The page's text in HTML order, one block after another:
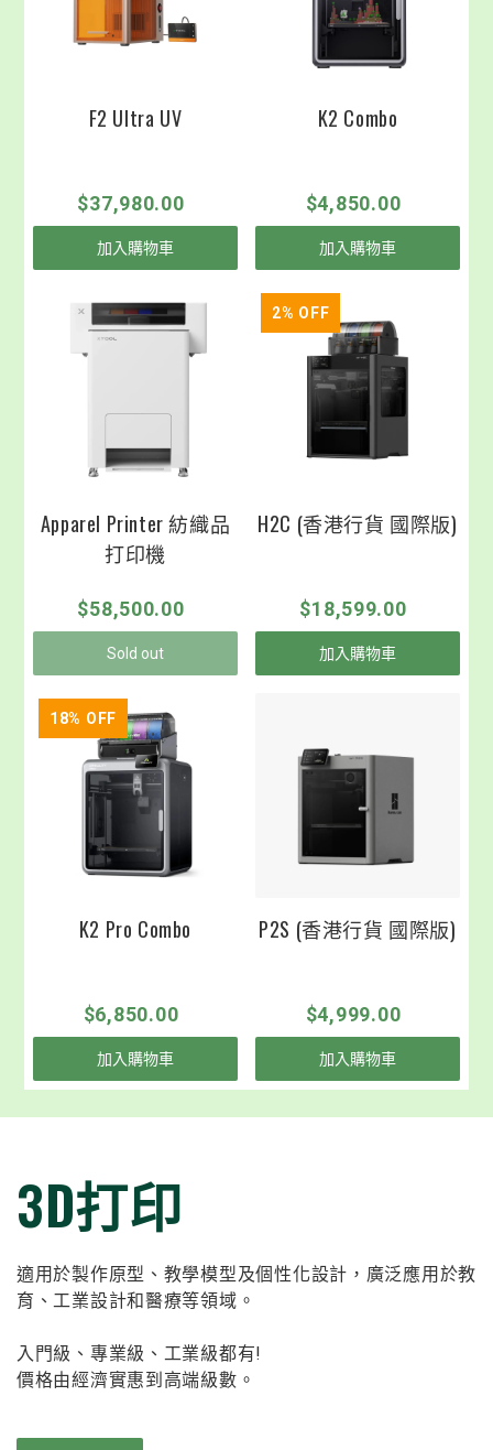
F2 Ultra UV
$37,980.00
加入購物車
K2 Combo
$4,850.00
加入購物車
Apparel Printer 紡織品
打印機
$58,500.00
Sold out
2% OFF
H2C (香港行貨 國際版)
$18,599.00
加入購物車
18% OFF
K2 Pro Combo
$6,850.00
加入購物車
P2S (香港行貨 國際版)
$4,999.00
加入購物車
3D打印
適用於製作原型、教學模型及個性化設計，廣泛應用於教
育、工業設計和醫療等領域。
入門級、專業級、工業級都有!
價格由經濟實惠到高端級數。